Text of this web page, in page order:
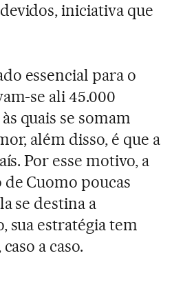
iniciativa que
essencial para o
se ali 45.000
quais se somam
além disso, é que a
Por esse motivo, a
Cuomo poucas
se destina a
sua estratégia tem
a caso.